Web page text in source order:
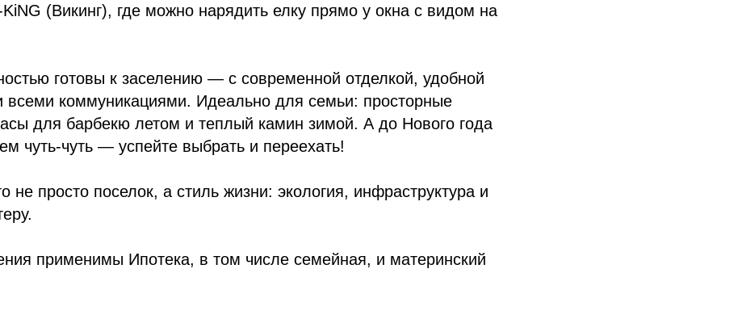
(Викинг), где можно нарядить елку прямо у окна с видом на
готовы к заселению — с современной отделкой, удобной
всеми коммуникациями. Идеально для семьи: просторные
для барбекю летом и теплый камин зимой. А до Нового года
чуть-чуть — успейте выбрать и переехать!
не просто поселок, а стиль жизни: экология, инфраструктура и
применимы Ипотека, в том числе семейная, и материнский